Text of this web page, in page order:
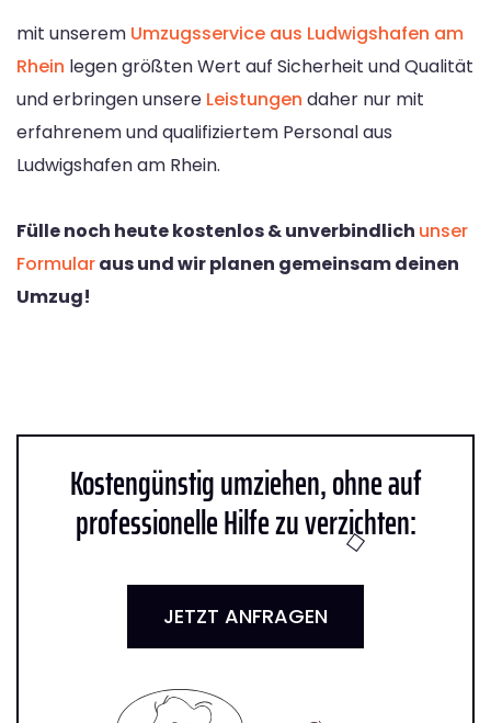
mit unserem Umzugsservice aus Ludwigshafen am
Rhein legen größten Wert auf Sicherheit und Qualität
und erbringen unsere Leistungen daher nur mit
erfahrenem und qualifiziertem Personal aus
Ludwigshafen am Rhein.
Fülle noch heute kostenlos & unverbindlich unser
Formularaus und wir planen gemeinsam deinen
Umzug!
Kostengünstig umziehen, ohne auf
professionelle Hilfe zu verzichten:
JETZT ANFRAGEN